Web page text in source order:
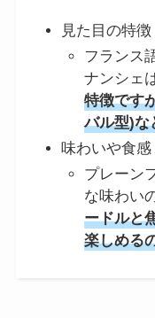
見た目の特徴
フランス
ナンシェ
特徴です
バル型)な
味わいや食感
プレーン
な味わい
ードルと
楽しめる